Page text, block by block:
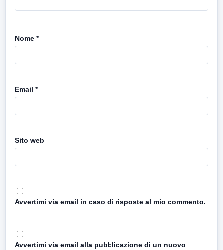
Nome *
Email *
Sito web
Avvertimi via email in caso di risposte al mio commento.
Avvertimi via email alla pubblicazione di un nuovo